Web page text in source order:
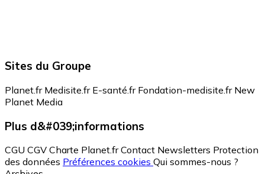
Sites du Groupe
Planet.fr Medisite.fr E-santé.fr Fondation-medisite.fr New
Planet Media
Plus d&#039;informations
CGU CGV Charte Planet.fr Contact Newsletters Protection
des données Préférences cookies Qui sommes-nous ?